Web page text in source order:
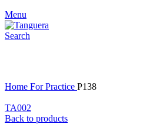
Menu
Search
Home For Practice P138
TA002
Back to products